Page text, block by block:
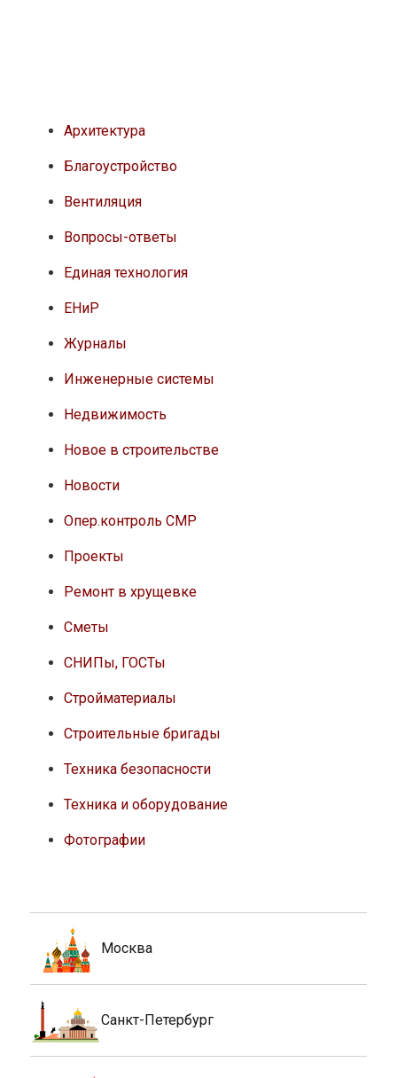
Архитектура
Благоустройство
Вентиляция
Вопросы-ответы
Единая технология
ЕНиР
Журналы
Инженерные системы
Недвижимость
Новое в строительстве
Новости
Опер.контроль СМР
Проекты
Ремонт в хрущевке
Сметы
СНИПы, ГОСТы
Стройматериалы
Строительные бригады
Техника безопасности
Техника и оборудование
Фотографии
Москва
Санкт-Петербург